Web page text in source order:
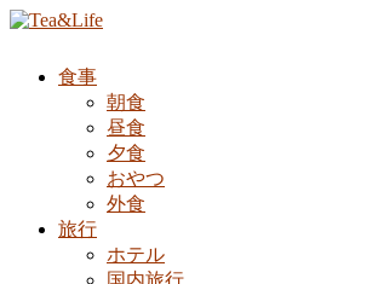
食事
朝食
昼食
夕食
おやつ
外食
旅行
ホテル
国内旅行